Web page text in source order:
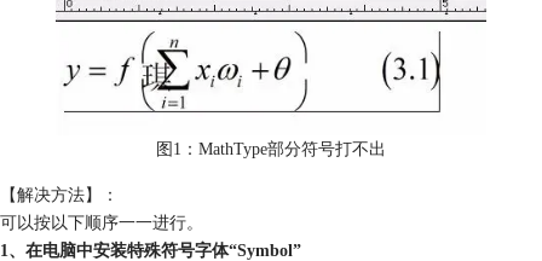
图1：MathType部分符号打不出
【解决方法】：
可以按以下顺序一一进行。
1、在电脑中安装特殊符号字体“Symbol”